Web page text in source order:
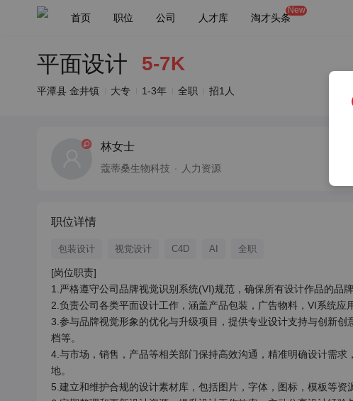
首页 职位 公司 人才库 淘才头条
New
平面设计 5-7K
平潭县 金井镇 大专 1-3年 全职 招1人
林女士
蔻蒂桑生物科技 人力资源
职位详情
包装设计 视觉设计 C4D AI 全职
[岗位职责]
1.严格遵守公司品牌视觉识别系统(VI)规范，确保所有设计作品的品牌
2.负责公司各类平面设计工作，涵盖产品包装，广告物料，VI系统应
3.参与品牌视觉形象的优化与升级项目，提供专业设计支持与创新
档等。
4.与市场，销售，产品等相关部门保持高效沟通，精准明确设计需
地。
5.建立和维护合规的设计素材库，包括图片，字体，图标，模板等资